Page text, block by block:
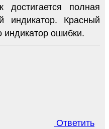
полная
индикатор. Красный
индикатор ошибки.
Ответить